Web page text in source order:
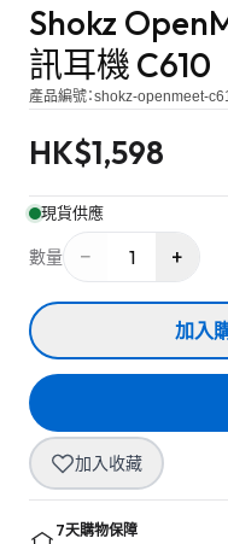
Shokz
訊耳機 C610
產品編號：shokz-openmeet-
HK$1,598
現貨供應
數量 − 1 +
加入
加入收藏
7天購物保障